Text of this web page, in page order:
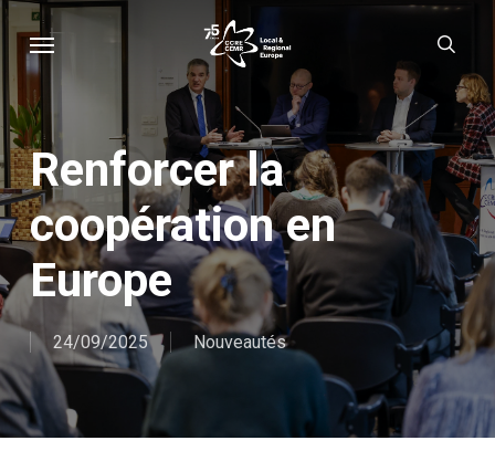
main
content
Menu
Renforcer la
coopération en
Europe
24/09/2025 Nouveautés